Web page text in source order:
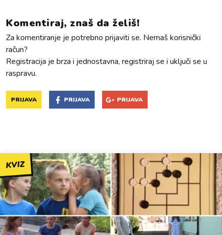
Komentiraj, znaš da želiš!
Za komentiranje je potrebno prijaviti se. Nemaš korisnički
račun?
Registracija je brza i jednostavna, registriraj se i uključi se u
raspravu.
PRIJAVA PRIJAVA PRIJAVA
KVIZ